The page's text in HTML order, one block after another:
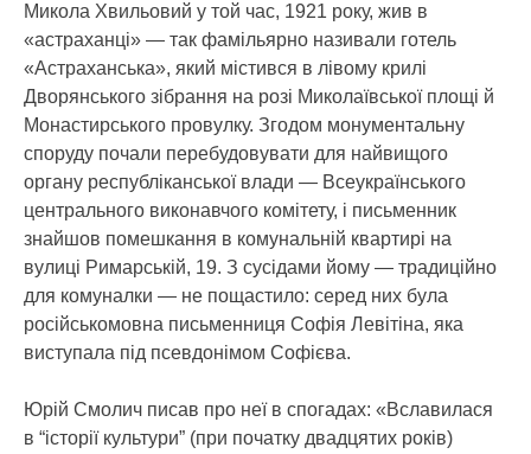
Микола Хвильовий у той час, 1921 року, жив в
«астраханці» — так фамільярно називали готель
«Астраханська», який містився в лівому крилі
Дворянського зібрання на розі Миколаївської площі й
Монастирського провулку. Згодом монументальну
споруду почали перебудовувати для найвищого
органу республіканської влади — Всеукраїнського
центрального виконавчого комітету, і письменник
знайшов помешкання в комунальній квартирі на
вулиці Римарській, 19. З сусідами йому — традиційно
для комуналки — не пощастило: серед них була
російськомовна письменниця Софія Левітіна, яка
виступала під псевдонімом Софієва.
Юрій Смолич писав про неї в спогадах: «Вславилася
в “історії культури” (при початку двадцятих років)